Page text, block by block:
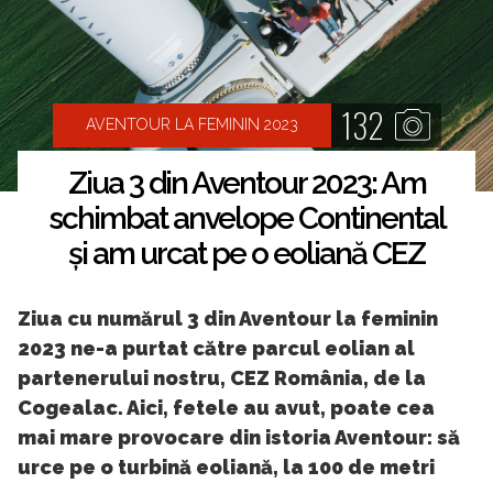
AVENTOUR LA FEMININ 2023 132
Ziua 3 din Aventour 2023: Am
schimbat anvelope Continental
și am urcat pe o eoliană CEZ
Ziua cu numărul 3 din Aventour la feminin
2023 ne-a purtat către parcul eolian al
partenerului nostru, CEZ România, de la
Cogealac. Aici, fetele au avut, poate cea
mai mare provocare din istoria Aventour: să
urce pe o turbină eoliană, la 100 de metri